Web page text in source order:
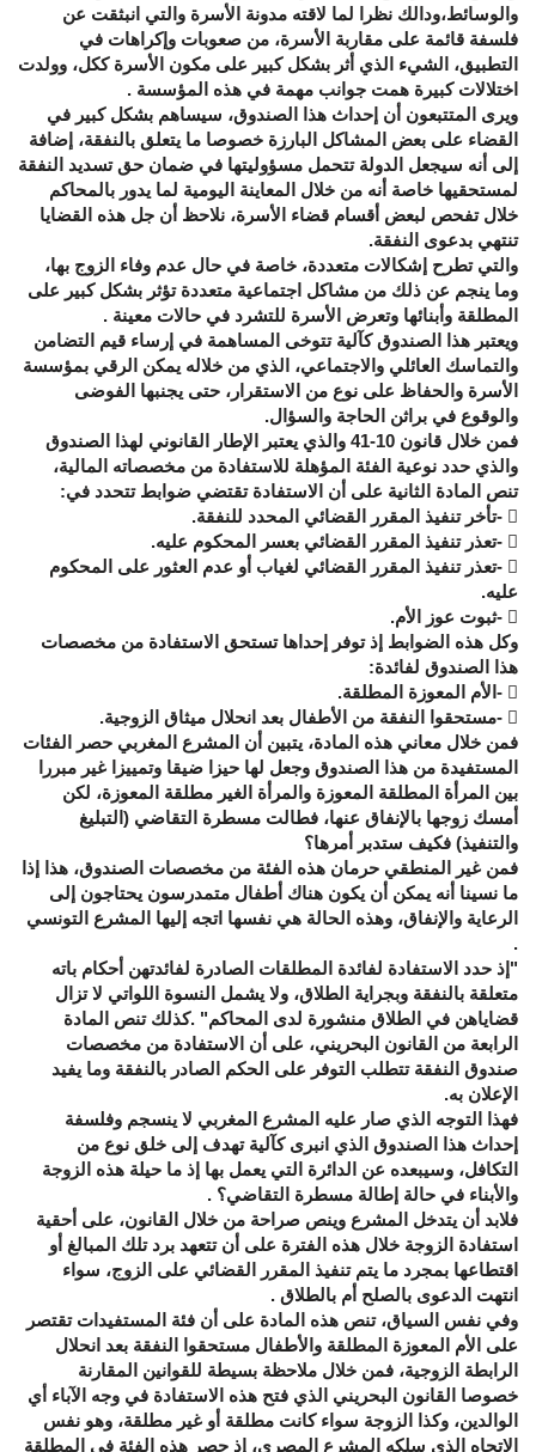
والوسائط،ودالك نظرا لما لاقته مدونة الأسرة والتي انبثقت عن
فلسفة قائمة على مقاربة الأسرة، من صعوبات وإكراهات في
التطبيق، الشيء الذي أثر بشكل كبير على مكون الأسرة ككل، وولدت
اختلالات كبيرة همت جوانب مهمة في هذه المؤسسة .
ويرى المتتبعون أن إحداث هذا الصندوق، سيساهم بشكل كبير في
القضاء على بعض المشاكل البارزة خصوصا ما يتعلق بالنفقة، إضافة
إلى أنه سيجعل الدولة تتحمل مسؤوليتها في ضمان حق تسديد النفقة
لمستحقيها خاصة أنه من خلال المعاينة اليومية لما يدور بالمحاكم
خلال تفحص لبعض أقسام قضاء الأسرة، نلاحظ أن جل هذه القضايا
تنتهي بدعوى النفقة.
والتي تطرح إشكالات متعددة، خاصة في حال عدم وفاء الزوج بها،
وما ينجم عن ذلك من مشاكل اجتماعية متعددة تؤثر بشكل كبير على
المطلقة وأبنائها وتعرض الأسرة للتشرد في حالات معينة .
ويعتبر هذا الصندوق كآلية تتوخى المساهمة في إرساء قيم التضامن
والتماسك العائلي والاجتماعي، الذي من خلاله يمكن الرقي بمؤسسة
الأسرة والحفاظ على نوع من الاستقرار، حتى يجنبها الفوضى
والوقوع في براثن الحاجة والسؤال.
فمن خلال قانون 10-41 والذي يعتبر الإطار القانوني لهذا الصندوق
والذي حدد نوعية الفئة المؤهلة للاستفادة من مخصصاته المالية،
تنص المادة الثانية على أن الاستفادة تقتضي ضوابط تتحدد في:
 -تأخر تنفيذ المقرر القضائي المحدد للنفقة.
 -تعذر تنفيذ المقرر القضائي بعسر المحكوم عليه.
 -تعذر تنفيذ المقرر القضائي لغياب أو عدم العثور على المحكوم
عليه.
 -ثبوت عوز الأم.
وكل هذه الضوابط إذ توفر إحداها تستحق الاستفادة من مخصصات
هذا الصندوق لفائدة:
 -الأم المعوزة المطلقة.
 -مستحقوا النفقة من الأطفال بعد انحلال ميثاق الزوجية.
فمن خلال معاني هذه المادة، يتبين أن المشرع المغربي حصر الفئات
المستفيدة من هذا الصندوق وجعل لها حيزا ضيقا وتمييزا غير مبررا
بين المرأة المطلقة المعوزة والمرأة الغير مطلقة المعوزة، لكن
أمسك زوجها بالإنفاق عنها، فطالت مسطرة التقاضي (التبليغ
والتنفيذ) فكيف ستدبر أمرها؟
فمن غير المنطقي حرمان هذه الفئة من مخصصات الصندوق، هذا إذا
ما نسينا أنه يمكن أن يكون هناك أطفال متمدرسون يحتاجون إلى
الرعاية والإنفاق، وهذه الحالة هي نفسها اتجه إليها المشرع التونسي
.
"إذ حدد الاستفادة لفائدة المطلقات الصادرة لفائدتهن أحكام باته
متعلقة بالنفقة وبجراية الطلاق، ولا يشمل النسوة اللواتي لا تزال
قضاياهن في الطلاق منشورة لدى المحاكم" .كذلك تنص المادة
الرابعة من القانون البحريني، على أن الاستفادة من مخصصات
صندوق النفقة تتطلب التوفر على الحكم الصادر بالنفقة وما يفيد
الإعلان به.
فهذا التوجه الذي صار عليه المشرع المغربي لا ينسجم وفلسفة
إحداث هذا الصندوق الذي انبرى كآلية تهدف إلى خلق نوع من
التكافل، وسيبعده عن الدائرة التي يعمل بها إذ ما حيلة هذه الزوجة
والأبناء في حالة إطالة مسطرة التقاضي؟ .
فلابد أن يتدخل المشرع وينص صراحة من خلال القانون، على أحقية
استفادة الزوجة خلال هذه الفترة على أن تتعهد برد تلك المبالغ أو
اقتطاعها بمجرد ما يتم تنفيذ المقرر القضائي على الزوج، سواء
انتهت الدعوى بالصلح أم بالطلاق .
وفي نفس السياق، تنص هذه المادة على أن فئة المستفيدات تقتصر
على الأم المعوزة المطلقة والأطفال مستحقوا النفقة بعد انحلال
الرابطة الزوجية، فمن خلال ملاحظة بسيطة للقوانين المقارنة
خصوصا القانون البحريني الذي فتح هذه الاستفادة في وجه الآباء أي
الوالدين، وكذا الزوجة سواء كانت مطلقة أو غير مطلقة، وهو نفس
الاتجاه الذي سلكه المشرع المصري، إذ حصر هذه الفئة في المطلقة